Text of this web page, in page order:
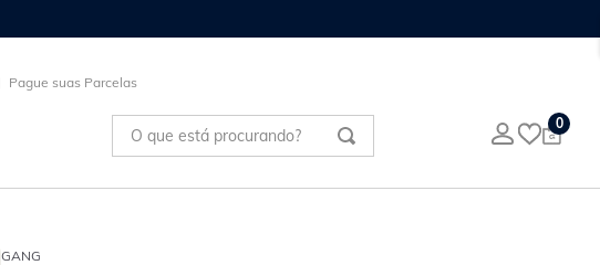
Pague suas Parcelas
O que está procurando? 0
GANG